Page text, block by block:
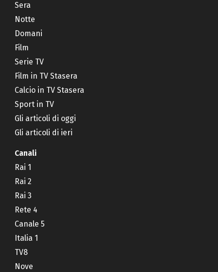
Sera
Notte
Domani
Film
Serie TV
Film in TV Stasera
Calcio in TV Stasera
Sport in TV
Gli articoli di oggi
Gli articoli di ieri
Canali
Rai 1
Rai 2
Rai 3
Rete 4
Canale 5
Italia 1
TV8
Nove